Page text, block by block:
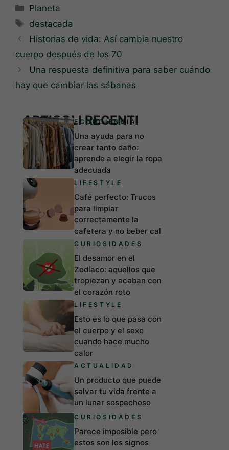
Categorías
Planeta
Etiquetas
destacada
Historias de vida: Así cambia nuestro
cuerpo después de los 70
Una respuesta definitiva para saber cuándo
hay que cambiar las sábanas
ARTICOLI RECENTI
ECONCIENCIA
Una ayuda para no
crear tanto daño:
aprende a elegir la ropa
adecuada
LIFESTYLE
Café perfecto: Trucos
para limpiar
correctamente la
cafetera y no beber cal
CURIOSIDADES
El desamor en el
Zodíaco: aquellos que
tropiezan y acaban con
el corazón roto
LIFESTYLE
Esto es lo que pasa con
el cuerpo y el sexo
cuando hace mucho
calor
ACTUALIDAD
Un producto que puede
salvar tu vida frente a
un lunar sospechoso
CURIOSIDADES
Parece imposible pero
estos son los signos